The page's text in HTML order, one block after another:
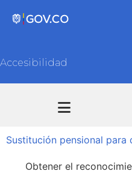
Accesibilidad
Sustitución pensional para
Obtener el